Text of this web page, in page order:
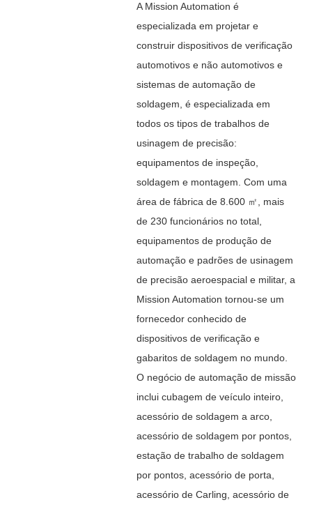
A Mission Automation é
especializada em projetar e
construir dispositivos de verificação
automotivos e não automotivos e
sistemas de automação de
soldagem, é especializada em
todos os tipos de trabalhos de
usinagem de precisão:
equipamentos de inspeção,
soldagem e montagem. Com uma
área de fábrica de 8.600 ㎡, mais
de 230 funcionários no total,
equipamentos de produção de
automação e padrões de usinagem
de precisão aeroespacial e militar, a
Mission Automation tornou-se um
fornecedor conhecido de
dispositivos de verificação e
gabaritos de soldagem no mundo.
O negócio de automação de missão
inclui cubagem de veículo inteiro,
acessório de soldagem a arco,
acessório de soldagem por pontos,
estação de trabalho de soldagem
por pontos, acessório de porta,
acessório de Carling, acessório de